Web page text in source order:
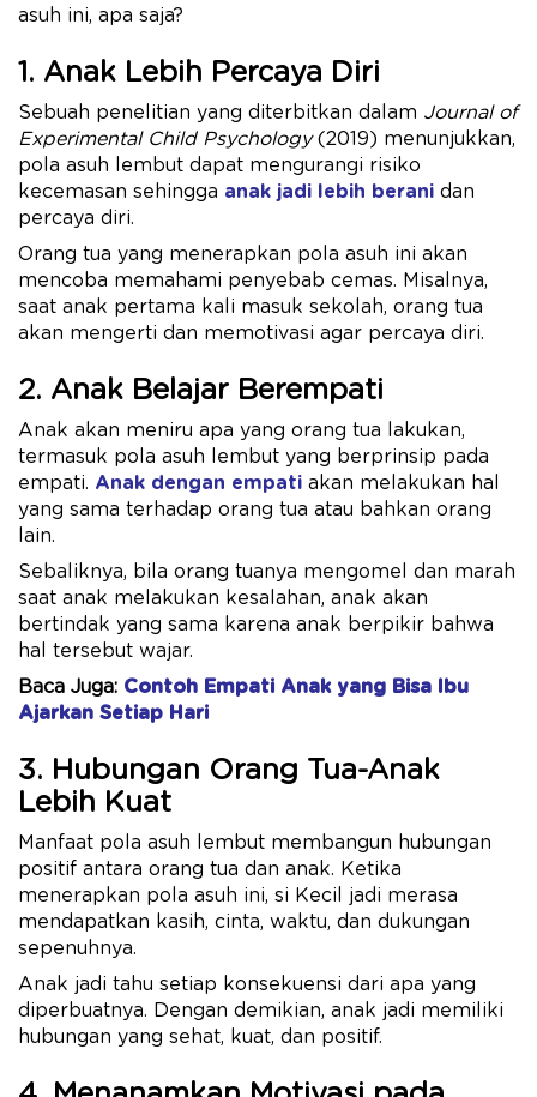
asuh ini, apa saja?
1. Anak Lebih Percaya Diri
Sebuah penelitian yang diterbitkan dalam Journal of
Experimental Child Psychology(2019) menunjukkan,
pola asuh lembut dapat mengurangi risiko
kecemasan sehingga anak jadi lebih berani dan
percaya diri.
Orang tua yang menerapkan pola asuh ini akan
mencoba memahami penyebab cemas. Misalnya,
saat anak pertama kali masuk sekolah, orang tua
akan mengerti dan memotivasi agar percaya diri.
2. Anak Belajar Berempati
Anak akan meniru apa yang orang tua lakukan,
termasuk pola asuh lembut yang berprinsip pada
empati. Anak dengan empati akan melakukan hal
yang sama terhadap orang tua atau bahkan orang
lain.
Sebaliknya, bila orang tuanya mengomel dan marah
saat anak melakukan kesalahan, anak akan
bertindak yang sama karena anak berpikir bahwa
hal tersebut wajar.
Baca Juga: Contoh Empati Anak yang Bisa Ibu
Ajarkan Setiap Hari
3. Hubungan Orang Tua-Anak
Lebih Kuat
Manfaat pola asuh lembut membangun hubungan
positif antara orang tua dan anak. Ketika
menerapkan pola asuh ini, si Kecil jadi merasa
mendapatkan kasih, cinta, waktu, dan dukungan
sepenuhnya.
Anak jadi tahu setiap konsekuensi dari apa yang
diperbuatnya. Dengan demikian, anak jadi memiliki
hubungan yang sehat, kuat, dan positif.